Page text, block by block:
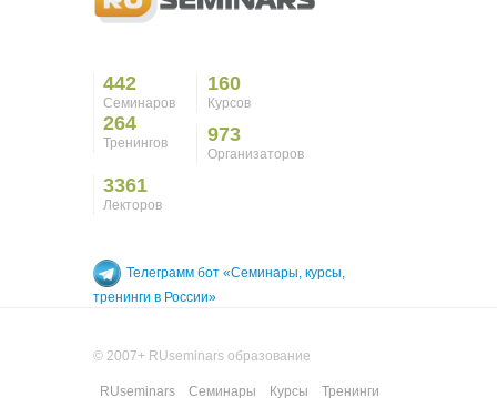
442
Семинаров
160
Курсов
264
Тренингов 973
Организаторов
3361
Лекторов
Телеграмм бот «Семинары, курсы,
тренинги в России»
© 2007+ RUseminars образование
RUseminars Семинары Курсы Тренинги